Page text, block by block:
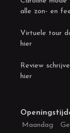
alle zon- en
Virtuele tour
hier
Review
hier
Maandag